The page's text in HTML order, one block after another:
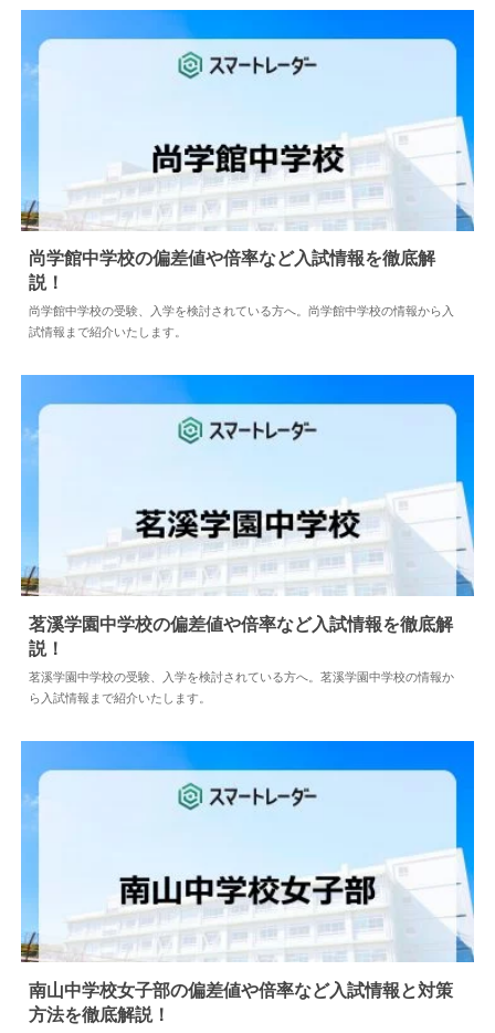
中学情報 2024.04.02
尚学館中学校の偏差値や倍率など入試情報を徹底解
説！
尚学館中学校の受験、入学を検討されている方へ。尚学館中学校の情報から入
試情報まで紹介いたします。
中学情報 2024.05.10
茗溪学園中学校の偏差値や倍率など入試情報を徹底解
説！
茗溪学園中学校の受験、入学を検討されている方へ。茗溪学園中学校の情報か
ら入試情報まで紹介いたします。
南山中学校女子部の偏差値や倍率など入試情報と対策
方法を徹底解説！